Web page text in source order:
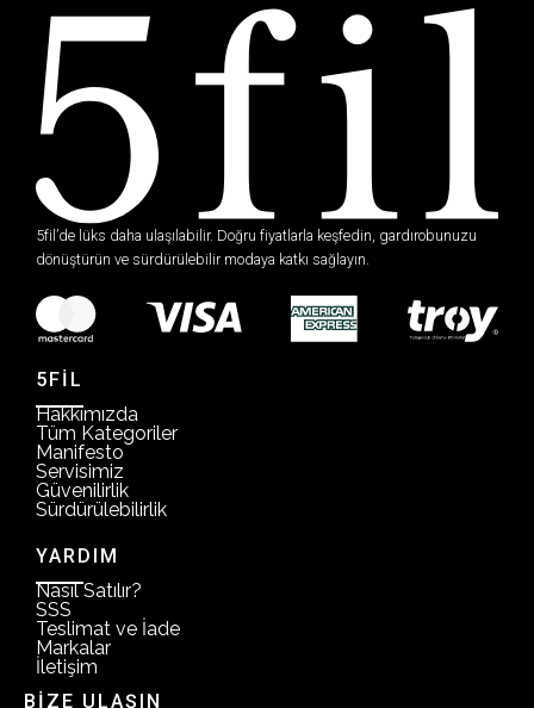
5fil’de lüks daha ulaşılabilir. Doğru fiyatlarla keşfedin, gardırobunuzu
dönüştürün ve sürdürülebilir modaya katkı sağlayın.
5FİL
Hakkımızda
Tüm Kategoriler
Manifesto
Servisimiz
Güvenilirlik
Sürdürülebilirlik
YARDIM
Nasıl Satılır?
SSS
Teslimat ve İade
Markalar
İletişim
BİZE ULAŞIN